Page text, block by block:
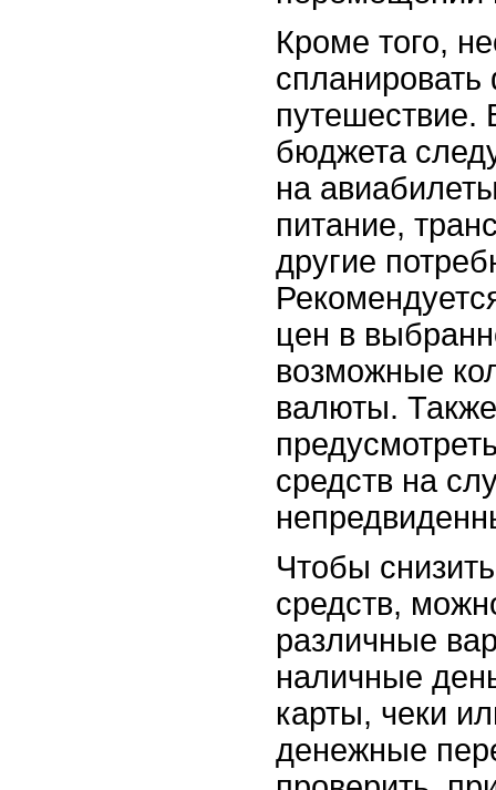
Кроме того,
путешествие.
бюджета
на
питание,
другие
цен в
возможные
валюты.
средств на
Чтобы
средств,
различные
наличные
карты, чеки
денежные